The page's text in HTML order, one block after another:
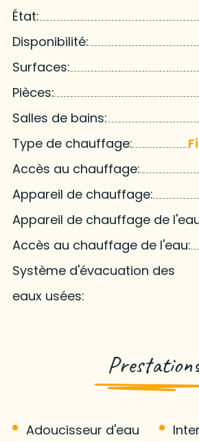
État:
Disponibilité:
Surfaces:
Pièces:
Salles de bains:
Type de chauffage:
Accès au chauffage:
Appareil de chauffage:
Appareil de chauffage de
Accès au chauffage de l'eau:
Système d'évacuation des
eaux usées:
Adoucisseur d'eau